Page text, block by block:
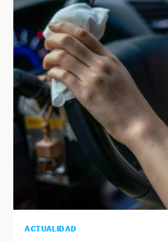
ACTUALIDAD